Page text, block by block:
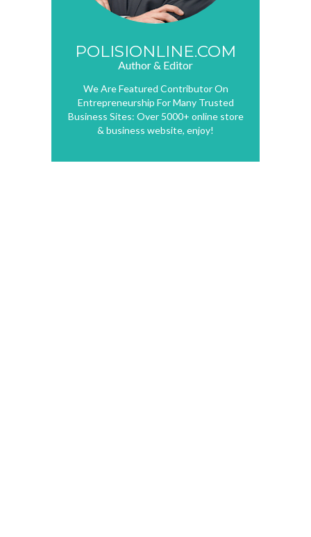
POLISIONLINE.COM
Author & Editor
We Are Featured Contributor On
Entrepreneurship For Many Trusted
Business Sites: Over 5000+ online store
& business website, enjoy!